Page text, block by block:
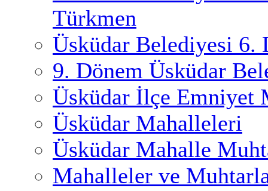
Türkmen
Üsküdar Belediyesi 6.
9. Dönem Üsküdar
Üsküdar İlçe Emniyet
Üsküdar Mahalleleri
Üsküdar Mahalle
Mahalleler ve